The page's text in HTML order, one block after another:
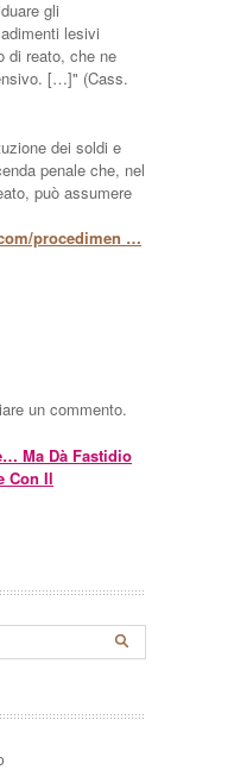
gli
lesivi
di reato, che ne
[…]" (Cass.
dei soldi e
penale che, nel
può assumere
procedimen …
un commento.
Ma Dà Fastidio
Con Il